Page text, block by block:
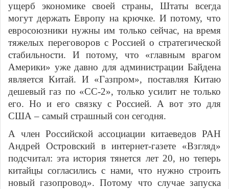
ущерб экономике своей страны, Штаты всегда
могут держать Европу на крючке. И потому, что
евросоюзники нужны им только сейчас, на время
тяжелых переговоров с Россией о стратегической
стабильности. И потому, что «главным врагом
Америки» уже давно для администрации Байдена
является Китай. И «Газпром», поставляя Китаю
дешевый газ по «СС-2», только усилит не только
его. Но и его связку с Россией. А вот это для
США – самый страшный сон сегодня.
А член Российской ассоциации китаеведов РАН
Андрей Островский в интернет-газете «Взгляд»
подсчитал: эта история тянется лет 20, но теперь
китайцы согласились с нами, что нужно строить
новый газопровод». Потому что случае запуска